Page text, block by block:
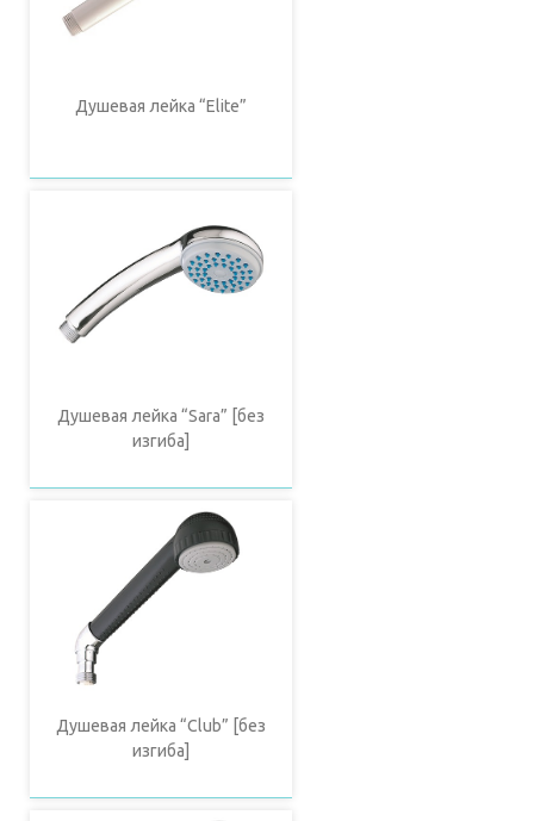
Душевая лейка “Elite”
Душевая лейка “Sara” [без
изгиба]
Душевая лейка “Club” [без
изгиба]